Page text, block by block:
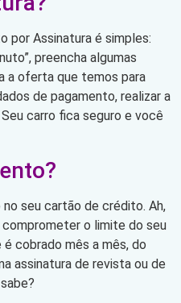
por Assinatura é simples:
preencha algumas
a oferta que temos para
de pagamento, realizar a
carro fica seguro e você
seu cartão de crédito. Ah,
comprometer o limite do seu
cobrado mês a mês, do
assinatura de revista ou de